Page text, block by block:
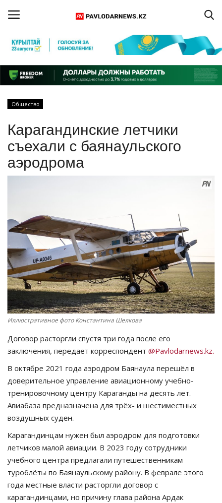
Регистрация
Главная
ПАВЛОДАРСКАЯ ОБЛАСТЬ
КАЗАХСТАН
СПЕЦПРОЕКТЫ
СПОРТ
Чек-лист
РАЗВЛЕЧЕНИЯ
OFFICIAL
Курултай
Язык
Қазақша Русский
Общество
Карагандинские летчики
съехали с баянаульского
аэродрома
Иллюстративное фото Константина Шелкова
Договор расторгли спустя три года после его
заключения, передает корреспондент @Pavlodarnews.kz.
В октябре 2021 года аэродром Баянаула перешёл в
доверительное управление авиационному учебно-
тренировочному центру Караганды на десять лет.
Авиабаза предназначена для трёх- и шестиместных
воздушных суден.
Карагандинцам нужен был аэродром для подготовки
летчиков малой авиации. В 2023 году сотрудники
учебного центра предлагали путешественникам
туроблёты по Баянаульскому району. В феврале этого
года местные власти расторгли договор с
карагандинцами, но причину глава района Ардак